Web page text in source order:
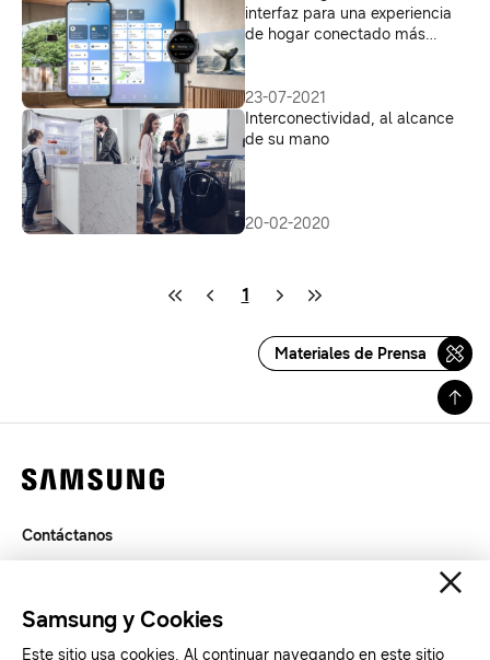
interfaz para una experiencia
de hogar conectado más
23-07-2021
Interconectividad, al alcance
de su mano
20-02-2020
1
Materiales de Prensa
Contáctanos
SAMSUNG.COM
Samsung y Cookies
Este sitio usa cookies. Al continuar navegando en este sitio